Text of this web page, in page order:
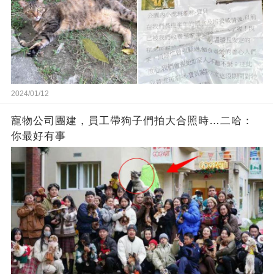
2024/01/12
寵物公司團建，員工帶狗子們拍大合照時…二哈：
你最好有事